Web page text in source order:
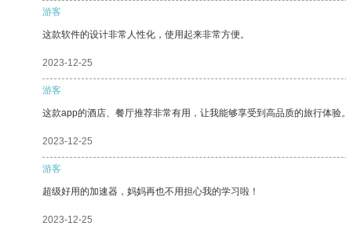
游客
这款软件的设计非常人性化，使用起来非常方便。
2023-12-25
游客
这款app的酒店、餐厅推荐非常有用，让我能够享受到高品质的旅行体验。
2023-12-25
游客
超级好用的加速器，妈妈再也不用担心我的学习啦！
2023-12-25